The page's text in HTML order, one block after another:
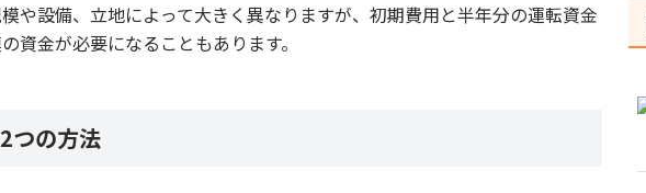
や設備、立地によって大きく異なりますが、初期費用と半年分の運転資金
資金が必要になることもあります。
つの方法